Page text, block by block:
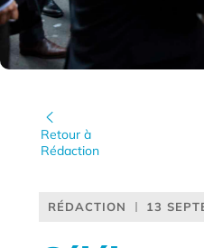
Retour à
Rédaction
RÉDACTION 13